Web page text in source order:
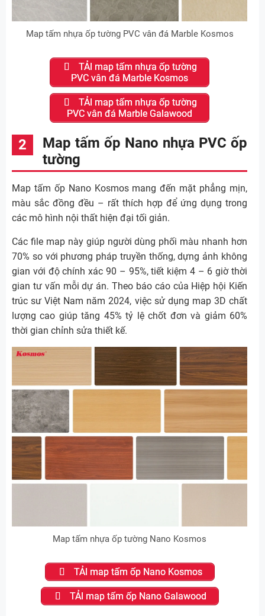
Map tấm nhựa ốp tường PVC vân đá Marble Kosmos
TẢI map tấm nhựa ốp tường
PVC vân đá Marble Kosmos
TẢI map tấm nhựa ốp tường
PVC vân đá Marble Galawood
Map tấm ốp Nano nhựa PVC ốp
tường
Map tấm ốp Nano Kosmos mang đến mặt phẳng mịn,
màu sắc đồng đều – rất thích hợp để ứng dụng trong
các mô hình nội thất hiện đại tối giản.
Các file map này giúp người dùng phối màu nhanh hơn
70% so với phương pháp truyền thống, dựng ảnh không
gian với độ chính xác 90 – 95%, tiết kiệm 4 – 6 giờ thời
gian tư vấn mỗi dự án. Theo báo cáo của Hiệp hội Kiến
trúc sư Việt Nam năm 2024, việc sử dụng map 3D chất
lượng cao giúp tăng 45% tỷ lệ chốt đơn và giảm 60%
thời gian chỉnh sửa thiết kế.
Map tấm nhựa ốp tường Nano Kosmos
TẢI map tấm ốp Nano Kosmos
TẢI map tấm ốp Nano Galawood